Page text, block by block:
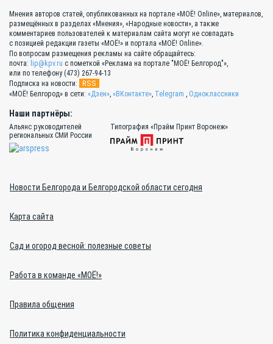
Мнения авторов статей, опубликованных на портале «МОЁ! Online», материалов,
размещённых в разделах «Мнения», «Народные новости», а также
комментариев пользователей к материалам сайта могут не совпадать
с позицией редакции газеты «МОЁ!» и портала «МОЁ! Online».
По вопросам размещения рекламы на сайте обращайтесь:
почта: lip@kpv.ru с пометкой «Реклама на портале "МОЁ! Белгород"»,
или по телефону (473) 267-94-13
Подписка на новости:
RSS
«МОЁ! Белгород» в сети: «Дзен», «ВКонтакте», Telegram , Одноклассники
Наши партнёры:
Альянс руководителей
региональных СМИ России
Типография «Прайм Принт Воронеж»
Новости Белгорода и Белгородской области сегодня
Карта сайта
Сад и огород весной: полезные советы
Работа в команде «МОЁ!»
Правила общения
Политика конфиденциальности